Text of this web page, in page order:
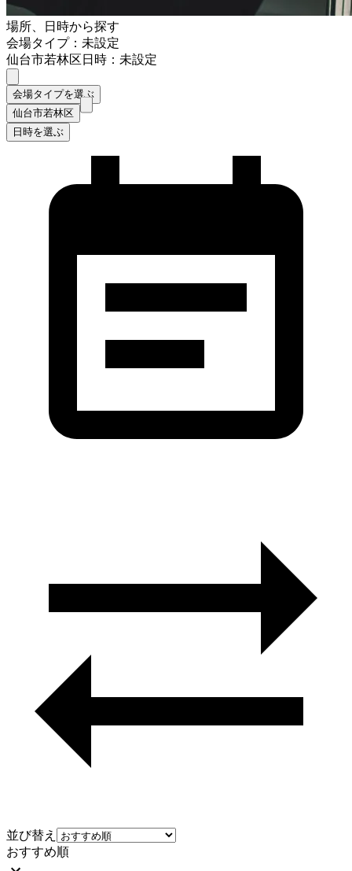
場所、日時から探す
会場タイプ：未設定
仙台市若林区日時：未設定
会場タイプを選ぶ
仙台市若林区
日時を選ぶ
並び替え
おすすめ順